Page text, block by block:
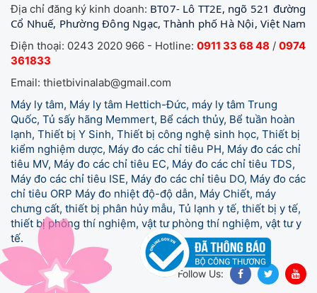
Địa chỉ đăng ký kinh doanh: BT07- Lô TT2E, ngõ 521 đường
Cổ Nhuế, Phường Đông Ngạc, Thành phố Hà Nội, Việt Nam
Điện thoại: 0243 2020 966 - Hotline: 0911 33 68 48 / 0974
361833
Email: thietbivinalab@gmail.com
Máy ly tâm, Máy ly tâm Hettich-Đức, máy ly tâm Trung
Quốc, Tủ sấy hãng Memmert, Bể cách thủy, Bể tuần hoàn
lạnh, Thiết bị Y Sinh, Thiết bị công nghệ sinh học, Thiết bị
kiểm nghiệm dược, Máy đo các chỉ tiêu PH, Máy đo các chỉ
tiêu MV, Máy đo các chỉ tiêu EC, Máy đo các chỉ tiêu TDS,
Máy đo các chỉ tiêu ISE, Máy đo các chỉ tiêu DO, Máy đo các
chỉ tiêu ORP Máy đo nhiệt độ-độ dẫn, Máy Chiết, máy
chưng cất, thiết bị phân hủy mẫu, Tủ lạnh y tế, thiết bị y tế,
thiết bị phòng thí nghiệm, vật tư phòng thí nghiệm, vật tư y
tế.
Follow Us: